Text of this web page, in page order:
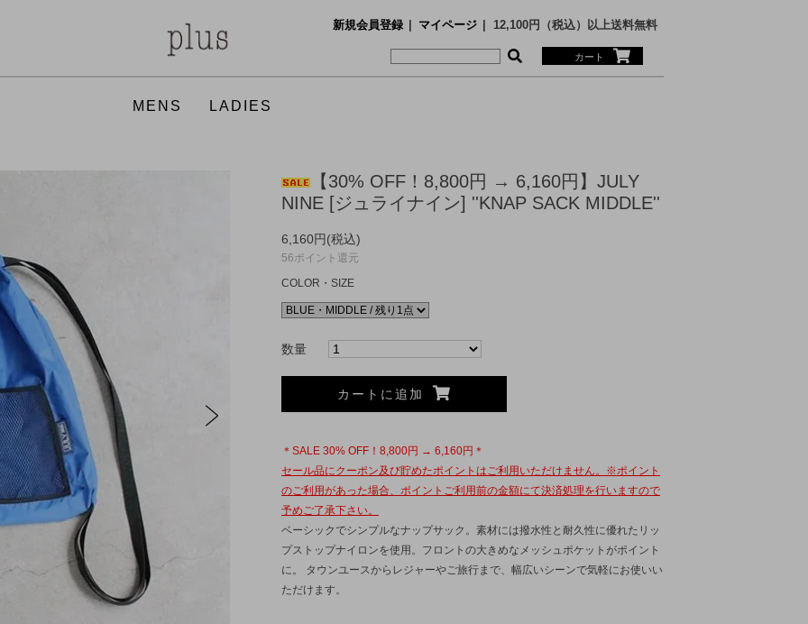
12,100円（税込）以上送料無料
マイページ
新規会員登録
カート
MENS LADIES
BOTTOMS
ACCESSARY
APOTHEKE FRAGRANCE CURLY
GICIPI
JULY NINE
nanamica THE NORTH FACE PURPLE LABEL
POSTALCO
sunny side up TOUAREG SILVER
ONE PIECE
GOODS
APOTHEKE FRAGRANCE FilMelange
hobo
KAPTAIN SUNSHINE
NICO,nicholson&nicholson THE NORTH FACE PURPLE LABEL
pcnq
SUBLIME sunny side up
TRAVAIL MANUEL UNIVERSAL TISSU
【30% OFF！8,800円 → 6,160円】JULY
NINE [ジュライナイン] ''KNAP SACK MIDDLE''
6,160円(税込)
56ポイント還元
COLOR・SIZE
数量
カートに追加
＊SALE 30% OFF！8,800円 → 6,160円＊
セール品にクーポン及び貯めたポイントはご利用いただけません。※ポイント
のご利用があった場合、ポイントご利用前の金額にて決済処理を行いますので
予めご了承下さい。
ベーシックでシンプルなナップサック。素材には撥水性と耐久性に優れたリッ
プストップナイロンを使用。フロントの大きめなメッシュポケットがポイント
に。 タウンユースからレジャーやご旅行まで、幅広いシーンで気軽にお使いい
ただけます。